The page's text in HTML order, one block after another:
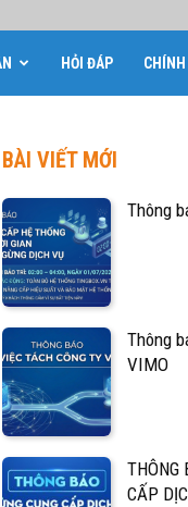
HỎI ĐÁP CHÍNH
BÀI VIẾT MỚI
Thông
Thông
VIMO
THÔNG
CẤP